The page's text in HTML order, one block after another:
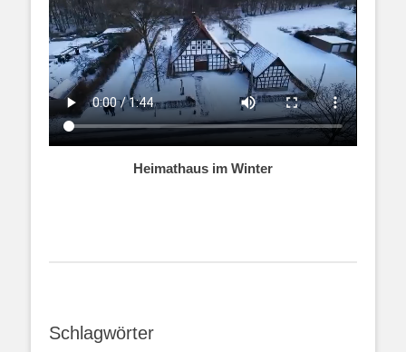
Heimathaus im Winter
Schlagwörter